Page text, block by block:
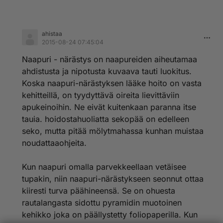
ahistaa
2015-08-24 07:45:04
Naapuri - närästys on naapureiden aiheutamaa
ahdistusta ja nipotusta kuvaava tauti luokitus.
Koska naapuri-närästyksen lääke hoito on vasta
kehitteillä, on tyydyttävä oireita lievittäviin
apukeinoihin. Ne eivät kuitenkaan paranna itse
tauia. hoidostahuoliatta sekopää on edelleen
seko, mutta pitää mölytmahassa kunhan muistaa
noudattaaohjeita.
Kun naapuri omalla parvekkeellaan vetäisee
tupakin, niin naapuri-närästykseen seonnut ottaa
kiiresti turva päähineensä. Se on ohuesta
rautalangasta sidottu pyramidin muotoinen
kehikko joka on päällystetty foliopaperilla. Kun